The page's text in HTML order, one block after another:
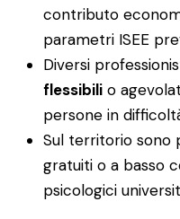
contributo
parametri ISEE
Diversi
flessibili o
persone in
Sul territorio sono
gratuiti o a basso
psicologici